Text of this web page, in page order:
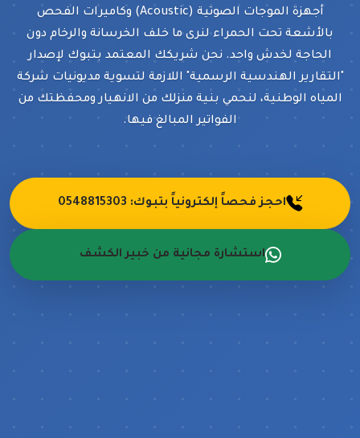
أجهزة الموجات الصوتية (Acoustic) وكاميرات الفحص
بالأشعة تحت الحمراء لنرى ما خلف الخرسانة والرخام دون
الحاجة لخدش واحد. نحن شريكك المعتمد بتبوك لإصدار
"التقارير الهندسية الرسمية" اللازمة لتسوية مديونيات شركة
المياه الوطنية، لنحمي بنية منزلك من الانهيار ومحفظتك من
الفواتير المبالغ فيها.
احجز فحصاً إلكترونياً بتبوك: 0548815303
استشارة مجانية من خبير الكشف